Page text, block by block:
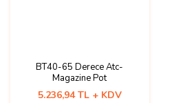
BT40-65 Derece Atc-
Magazine Pot
5.236,94 TL + KDV